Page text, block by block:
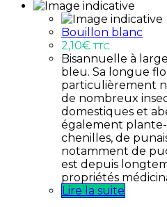
Bouillon blanc
2,10€ TTC
Bisannuelle à
bleu. Sa longue
particulièrement
de nombreux
domestiques et
également
chenilles, de
notamment de
est depuis
propriétés
Lire la suite